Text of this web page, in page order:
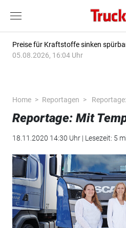
Preise für Kraftstoffe sinken
05.08.2026, 16:04 Uhr
Home Reportagen
Reportage: Mit
18.11.2020 14:30 Uhr | Lesezeit: 5